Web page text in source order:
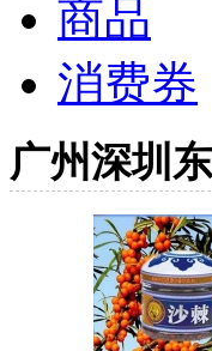
商品
消费券
广州深圳